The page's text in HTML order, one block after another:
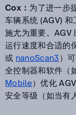
Cox： 为了进一步
车辆系统 (AGV)
施尤为重要。AGV
运行速度和合适的
或nanoScan3）
全控制器和软件（
Mobile）优化
安全等级（如当有